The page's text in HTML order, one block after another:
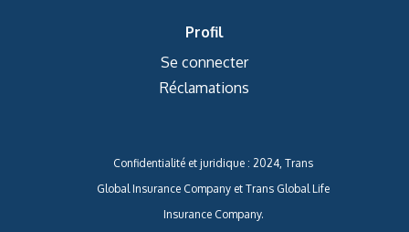
Profil
Se connecter
Réclamations
Confidentialité et juridique : 2024, Trans
Global Insurance Company et Trans Global Life
Insurance Company.